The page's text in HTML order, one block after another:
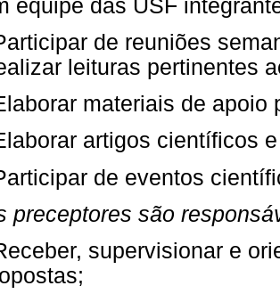
equipe das USF
de reuniões
leituras pertinentes
materiais de apoio
artigos científicos
de eventos
preceptores são
supervisionar e